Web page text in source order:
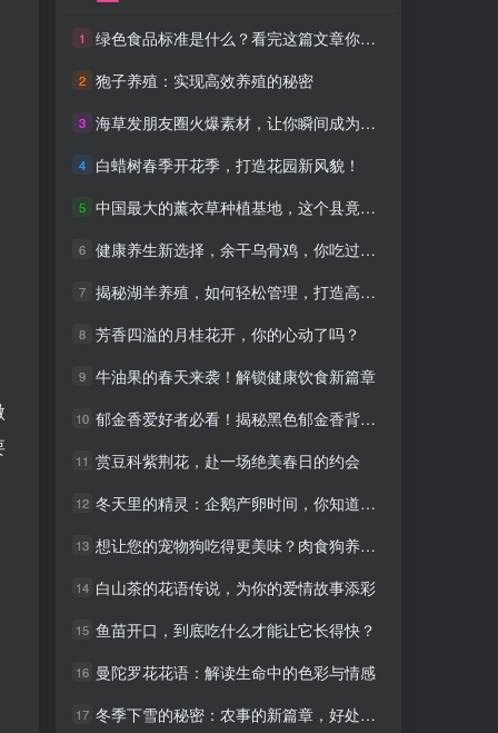
1 绿色食品标准是什么？看完这篇文章你就懂了！
2 狍子养殖：实现高效养殖的秘密
3 海草发朋友圈火爆素材，让你瞬间成为网红！
4 白蜡树春季开花季，打造花园新风貌！
5 中国最大的薰衣草种植基地，这个县竟藏着绝美秘境！
6 健康养生新选择，余干乌骨鸡，你吃过吗？
7 揭秘湖羊养殖，如何轻松管理，打造高收益！
8 芳香四溢的月桂花开，你的心动了吗？
9 牛油果的春天来袭！解锁健康饮食新篇章
10 郁金香爱好者必看！揭秘黑色郁金香背后的故事
11 赏豆科紫荆花，赴一场绝美春日的约会
12 冬天里的精灵：企鹅产卵时间，你知道吗？
13 想让您的宠物狗吃得更美味？肉食狗养殖了解一下！
14 白山茶的花语传说，为你的爱情故事添彩
15 鱼苗开口，到底吃什么才能让它长得快？
16 曼陀罗花花语：解读生命中的色彩与情感
17 冬季下雪的秘密：农事的新篇章，好处多多！
1 绿色食品标准是什么？看完这篇文章你就懂了！
2 狍子养殖：实现高效养殖的秘密
3 海草发朋友圈火爆素材，让你瞬间成为网红！
4 白蜡树春季开花季，打造花园新风貌！
5 中国最大的薰衣草种植基地，这个县竟藏着绝美秘境！
6 健康养生新选择，余干乌骨鸡，你吃过吗？
7 揭秘湖羊养殖，如何轻松管理，打造高收益！
8 芳香四溢的月桂花开，你的心动了吗？
9 牛油果的春天来袭！解锁健康饮食新篇章
10 郁金香爱好者必看！揭秘黑色郁金香背后的故事
11 赏豆科紫荆花，赴一场绝美春日的约会
12 冬天里的精灵：企鹅产卵时间，你知道吗？
13 想让您的宠物狗吃得更美味？肉食狗养殖了解一下！
14 白山茶的花语传说，为你的爱情故事添彩
15 鱼苗开口，到底吃什么才能让它长得快？
16 曼陀罗花花语：解读生命中的色彩与情感
17 冬季下雪的秘密：农事的新篇章，好处多多！